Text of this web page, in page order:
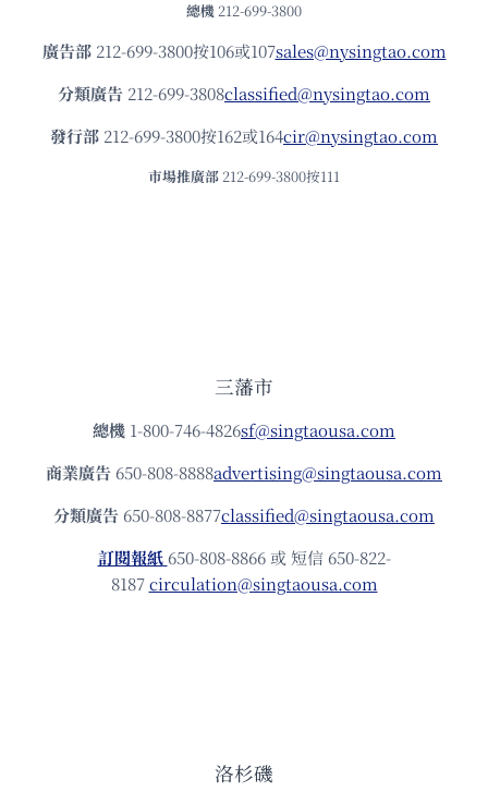
總機 212-699-3800
廣告部212-699-3800按106或107sales@nysingtao.com
分類廣告 212-699-3808classified@nysingtao.com
發⾏部 212-699-3800按162或164cir@nysingtao.com
市場推廣部 212-699-3800按111
三藩市
總機 1-800-746-4826sf@singtaousa.com
商業廣告 650-808-8888advertising@singtaousa.com
分類廣告 650-808-8877classified@singtaousa.com
訂閱報紙 650-808-8866 或 短信 650-822-
8187circulation@singtaousa.com
洛杉磯